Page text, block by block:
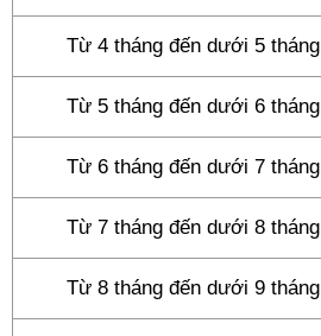
Từ 4 tháng đến dưới 5 tháng
Từ 5 tháng đến dưới 6 tháng
Từ 6 tháng đến dưới 7 tháng
Từ 7 tháng đến dưới 8 tháng
Từ 8 tháng đến dưới 9 tháng